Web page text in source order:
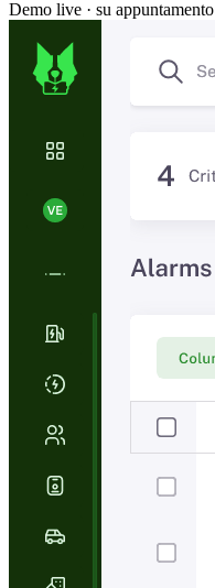
Demo live · su appuntamento